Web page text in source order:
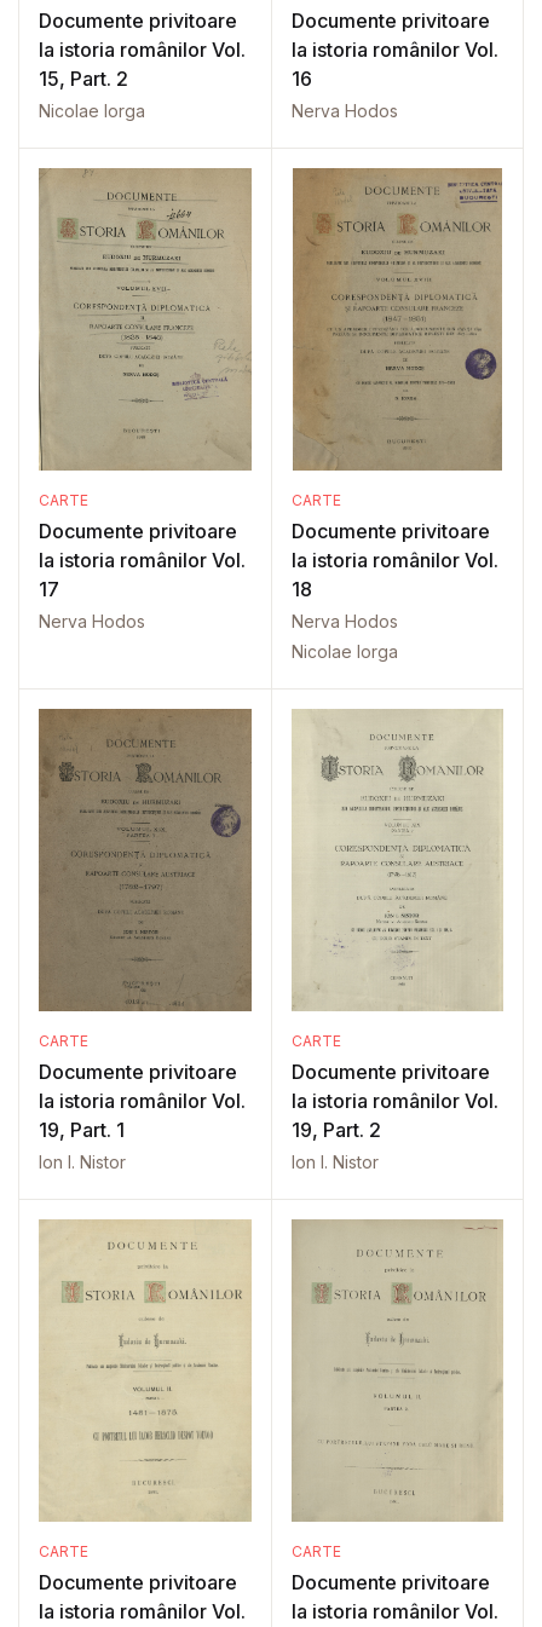
Documente privitoare
la istoria românilor Vol.
15, Part. 2
Nicolae Iorga
Documente privitoare
la istoria românilor Vol.
16
Nerva Hodos
CARTE
Documente privitoare
la istoria românilor Vol.
17
Nerva Hodos
CARTE
Documente privitoare
la istoria românilor Vol.
18
Nerva Hodos
Nicolae Iorga
CARTE
Documente privitoare
la istoria românilor Vol.
19, Part. 1
Ion I. Nistor
CARTE
Documente privitoare
la istoria românilor Vol.
19, Part. 2
Ion I. Nistor
CARTE
Documente privitoare
la istoria românilor Vol.
CARTE
Documente privitoare
la istoria românilor Vol.